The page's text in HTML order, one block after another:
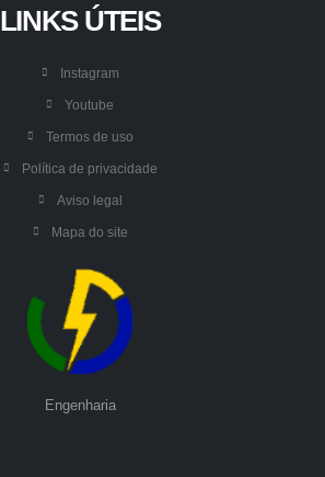
LINKS ÚTEIS
Instagram
Youtube
Termos de uso
Política de privacidade
Aviso legal
Mapa do site
Engenharia